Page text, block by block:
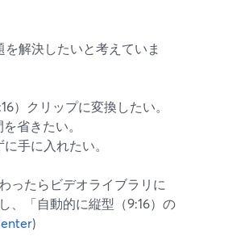
解決したいと考えていま
）クリップに変換したい。
省きたい。
手に入れたい。
ったらビデオライブラリに
、「自動的に縦型（9:16）の
)